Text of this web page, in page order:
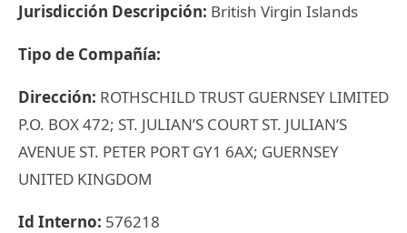
Jurisdicción Descripción: British Virgin Islands
Tipo de Compañía:
Dirección: ROTHSCHILD TRUST GUERNSEY LIMITED
P.O. BOX 472; ST. JULIAN’S COURT ST. JULIAN’S
AVENUE ST. PETER PORT GY1 6AX; GUERNSEY
UNITED KINGDOM
Id Interno: 576218